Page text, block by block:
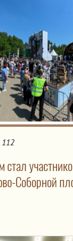
112
стал
Соборной